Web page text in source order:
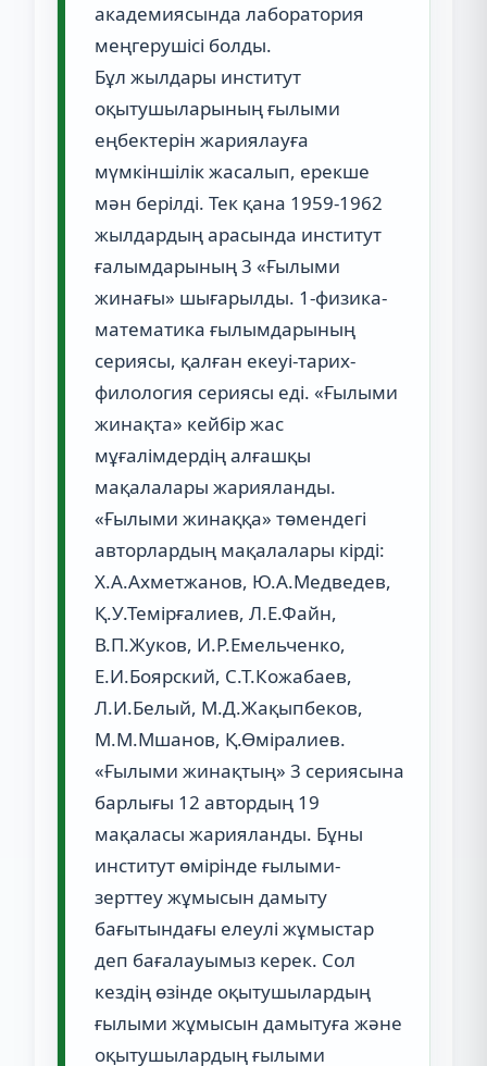
академиясында лаборатория
меңгерушісі болды.
Бұл жылдары институт
оқытушыларының ғылыми
еңбектерін жариялауға
мүмкіншілік жасалып, ерекше
мән берілді. Тек қана 1959-1962
жылдардың арасында институт
ғалымдарының 3 «Ғылыми
жинағы» шығарылды. 1-физика-
математика ғылымдарының
сериясы, қалған екеуі-тарих-
филология сериясы еді. «Ғылыми
жинақта» кейбір жас
мұғалімдердің алғашқы
мақалалары жарияланды.
«Ғылыми жинаққа» төмендегі
авторлардың мақалалары кірді:
Х.А.Ахметжанов, Ю.А.Медведев,
Қ.У.Темірғалиев, Л.Е.Файн,
В.П.Жуков, И.Р.Емельченко,
Е.И.Боярский, С.Т.Кожабаев,
Л.И.Белый, М.Д.Жақыпбеков,
М.М.Мшанов, Қ.Өміралиев.
«Ғылыми жинақтың» 3 сериясына
барлығы 12 автордың 19
мақаласы жарияланды. Бұны
институт өмірінде ғылыми-
зерттеу жұмысын дамыту
бағытындағы елеулі жұмыстар
деп бағалауымыз керек. Сол
кездің өзінде оқытушылардың
ғылыми жұмысын дамытуға және
оқытушылардың ғылыми